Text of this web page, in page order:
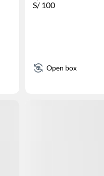
S/ 100
Open box